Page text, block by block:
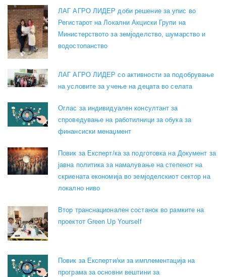
ЛАГ АГРО ЛИДЕР доби решение за упис во
Регистарот на Локални Акциски Групи на
Министерството за земјоделство, шумарство и
водостопанство
ЛАГ АГРО ЛИДЕР со активности за подобрување
на условите за учење на децата во селата
Оглас за индивидуален консултант за
спроведување на работилници за обука за
финансиски менаџмент
Повик за Експерт/ка за подготовка на Документ за
јавна политика за намалување на степенот на
скриената економија во земјоделскиот сектор на
локално ниво
Втор транснационален состанок во рамките на
проектот Green Up Yourself
Повик за Експерти/ки за имплементација на
програма за основни вештини за